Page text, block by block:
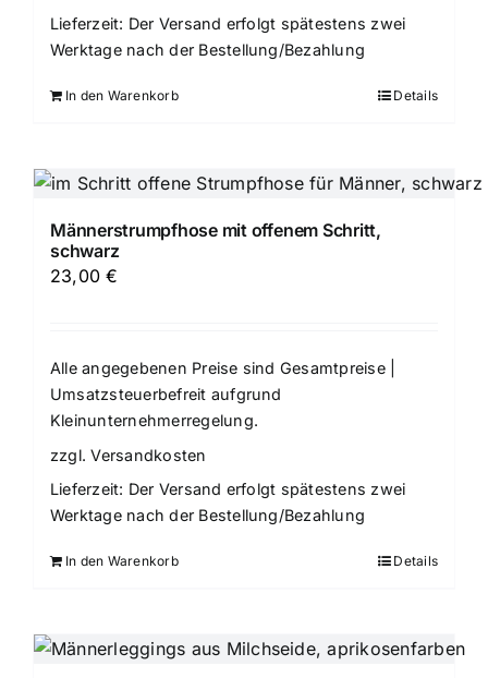
Lieferzeit: Der Versand erfolgt spätestens zwei
Werktage nach der Bestellung/Bezahlung
In den Warenkorb Details
Männerstrumpfhose mit offenem Schritt,
schwarz
23,00€
Alle angegebenen Preise sind Gesamtpreise |
Umsatzsteuerbefreit aufgrund
Kleinunternehmerregelung.
zzgl.Versandkosten
Lieferzeit: Der Versand erfolgt spätestens zwei
Werktage nach der Bestellung/Bezahlung
In den Warenkorb Details